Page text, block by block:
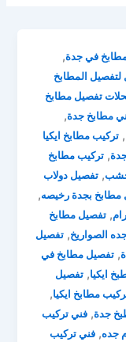
في جدة,
المطابخ
تفصيل مطابخ
مطابخ جدة,
,تركيب مطابخ ايكيا
,تركيب مطابخ
خشب,تفصيل دولاب
مطابخ بجدة رخيصه,
,تفصيل مطابخ
الصواريخ,تفصيل
,تفصيل مطابخ في
ايكيا,تفصيل
مطابخ ايكيا,
جدة,فني تركيب
جده,فني تركيب